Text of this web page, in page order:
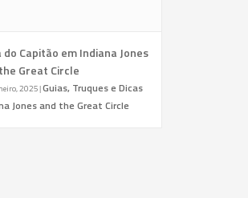
do Capitão em Indiana Jones
Great Circle
2025|Guias, Truques e Dicas
Jones and the Great Circle